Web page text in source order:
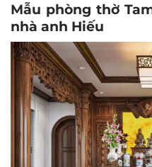
Mẫu phòng thờ
nhà anh Hiếu